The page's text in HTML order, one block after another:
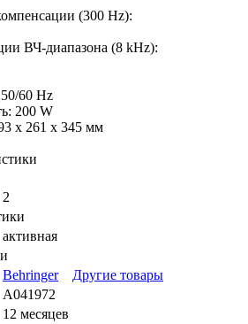
(300 Hz):
ВЧ-диапазона (8 kHz):
60 Hz
200 W
х 261 х 345 мм
2
активная
Behringer
Другие товары
A041972
12 месяцев